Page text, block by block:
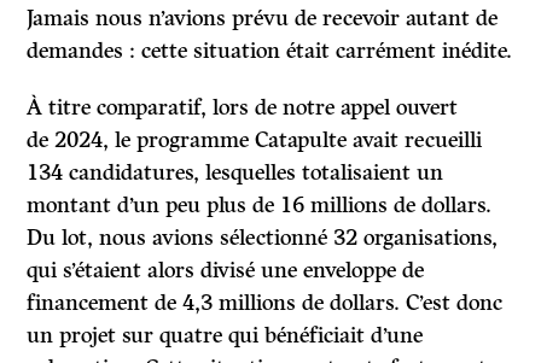
Jamais nous n’avions prévu de recevoir autant de
demandes : cette situation était carrément inédite.
À titre comparatif, lors de notre appel ouvert
de 2024, le programme Catapulte avait recueilli
134 candidatures, lesquelles totalisaient un
montant d’un peu plus de 16 millions de dollars.
Du lot, nous avions sélectionné 32 organisations,
qui s’étaient alors divisé une enveloppe de
financement de 4,3 millions de dollars. C’est donc
un projet sur quatre qui bénéficiait d’une